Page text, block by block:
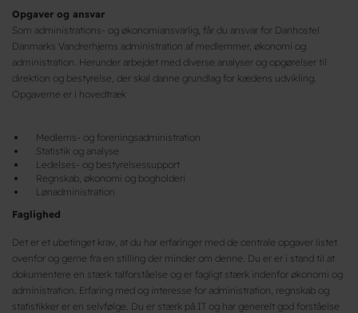
Opgaver og ansvar
Som administrations- og økonomiansvarlig, får du ansvar for Danhostel
Danmarks Vandrerhjems administration af medlemmer, økonomi og
administration. Herunder arbejdet med diverse analyser og opgørelser til
direktion og bestyrelse, der skal danne grundlag for kædens udvikling.
Opgaverne er i hovedtræk
Medlems- og foreningsadministration
Statistik og analyse
Ledelses- og bestyrelsessupport
Regnskab, økonomi og bogholderi
Lønadministration
Faglighed
Det er et ubetinget krav, at du har erfaringer med de centrale opgaver listet
ovenfor og gerne fra en stilling der minder om denne. Du er er i stand til at
dokumentere en stærk talforståelse og er fagligt stærk indenfor økonomi og
administration. Erfaring med og interesse for administration, regnskab og
statistikker er en selvfølge. Du er stærk på IT og har generelt god forståelse